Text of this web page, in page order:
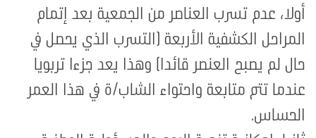
أولا، عدم تسرب العناصر من الجمعية بعد إتمام
المراحل الكشفية الأربعة (التسرب الذي يحصل في
حال لم يصبح العنصر قائدا) وهذا يعد جزءا تربويا
عندما تتم متابعة واحتواء الشاب/ة في هذا العمر
الحساس.